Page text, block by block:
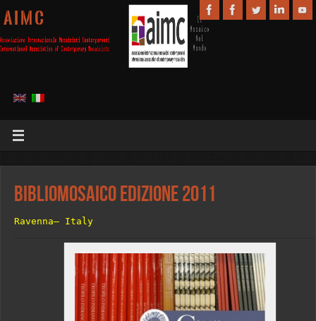
A I M C
Bibliomosaico Edizione 2011
Ravenna– Italy